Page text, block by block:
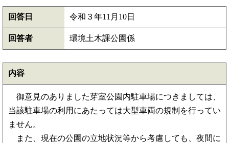
回答日 令和３年11月10日
回答者 環境土木課公園係
内容
御意見のありました芽室公園内駐車場につきましては、
当該駐車場の利用にあたっては大型車両の規制を行ってい
ません。
また、現在の公園の立地状況等から考慮しても、夜間に